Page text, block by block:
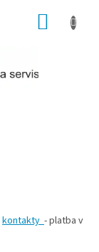
kontakty - platba v